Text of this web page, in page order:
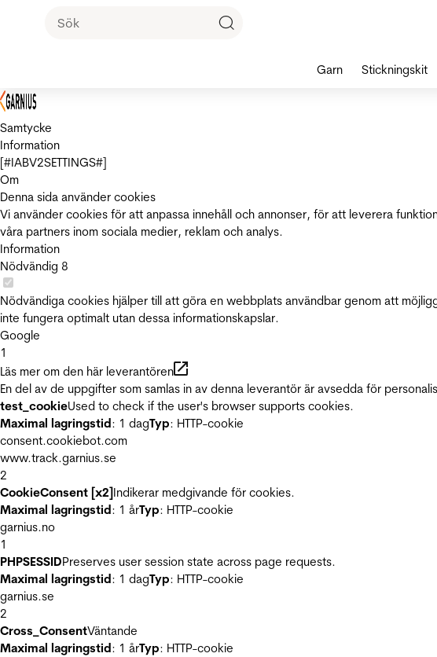
Samtycke
Information
[#IABV2SETTINGS#]
Om
Denna sida använder cookies
Vi använder cookies för att anpassa innehåll och annonser, för att leverera
våra partners inom sociala medier, reklam och analys.
Information
Nödvändig 8
Nödvändiga cookies hjälper till att göra en webbplats användbar genom att
inte fungera optimalt utan dessa informationskapslar.
Google
1
Läs mer om den här leverantören
En del av de uppgifter som samlas in av denna leverantör är avsedda för
test_cookieUsed to check if the user's browser supports cookies.
Maximal lagringstid: 1 dagTyp: HTTP-cookie
consent.cookiebot.com
www.track.garnius.se
2
CookieConsent [x2]Indikerar medgivande för cookies.
Maximal lagringstid: 1 årTyp: HTTP-cookie
garnius.no
1
PHPSESSIDPreserves user session state across page requests.
Maximal lagringstid: 1 dagTyp: HTTP-cookie
garnius.se
2
Cross_ConsentVäntande
Maximal lagringstid: 1 årTyp: HTTP-cookie
Garn Stickningskit